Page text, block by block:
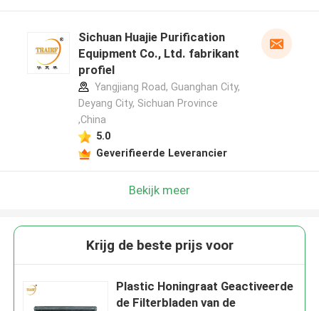
Sichuan Huajie Purification
Equipment Co., Ltd. fabrikant
profiel
Yangjiang Road, Guanghan City,
Deyang City, Sichuan Province
,China
5.0
Geverifieerde Leverancier
Bekijk meer
Krijg de beste prijs voor
Plastic Honingraat Geactiveerde
de Filterbladen van de